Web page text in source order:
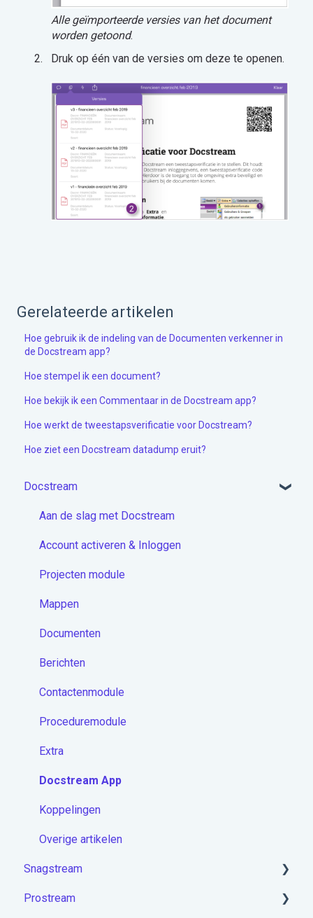
Alle geïmporteerde versies van het document
worden getoond.
Druk op één van de versies om deze te openen.
Gerelateerde artikelen
Hoe gebruik ik de indeling van de Documenten verkenner in
de Docstream app?
Hoe stempel ik een document?
Hoe bekijk ik een Commentaar in de Docstream app?
Hoe werkt de tweestapsverificatie voor Docstream?
Hoe ziet een Docstream datadump eruit?
Docstream
Aan de slag met Docstream
Account activeren & Inloggen
Projecten module
Mappen
Documenten
Berichten
Contactenmodule
Proceduremodule
Extra
Docstream App
Koppelingen
Overige artikelen
Snagstream
Aan de slag met Snagstream
Prostream